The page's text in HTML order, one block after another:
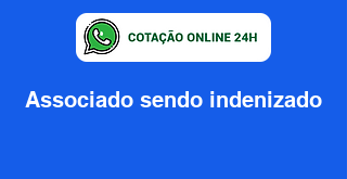
Associado sendo indenizado